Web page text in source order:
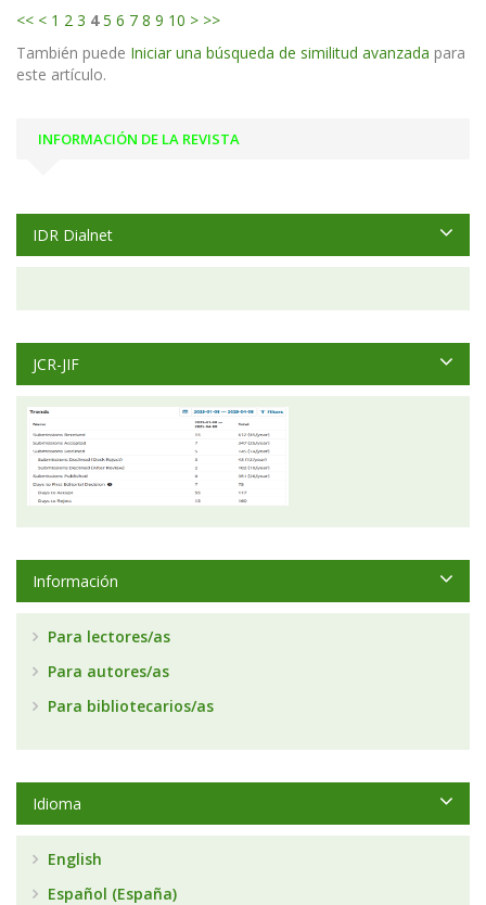
<< < 1 2 3 4 5 6 7 8 9 10 > >>
También puede Iniciar una búsqueda de similitud avanzada para
este artículo.
INFORMACIÓN DE LA REVISTA
IDR Dialnet
JCR-JIF
Información
Para lectores/as
Para autores/as
Para bibliotecarios/as
Idioma
English
Español (España)